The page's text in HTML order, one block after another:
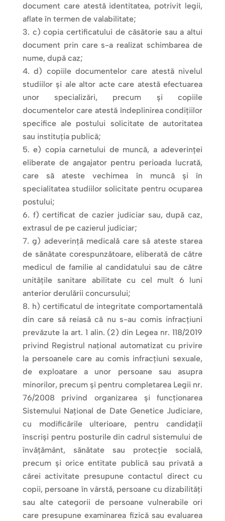
document care atestă identitatea, potrivit legii,
aflate în termen de valabilitate;
c) copia certificatului de căsătorie sau a altui
document prin care s-a realizat schimbarea de
nume, după caz;
d) copiile documentelor care atestă nivelul
studiilor şi ale altor acte care atestă efectuarea
unor specializări, precum şi copiile
documentelor care atestă îndeplinirea condiţiilor
specifice ale postului solicitate de autoritatea
sau instituţia publică;
e) copia carnetului de muncă, a adeverinţei
eliberate de angajator pentru perioada lucrată,
care să ateste vechimea în muncă şi în
specialitatea studiilor solicitate pentru ocuparea
postului;
f) certificat de cazier judiciar sau, după caz,
extrasul de pe cazierul judiciar;
g) adeverinţă medicală care să ateste starea
de sănătate corespunzătoare, eliberată de către
medicul de familie al candidatului sau de către
unităţile sanitare abilitate cu cel mult 6 luni
anterior derulării concursului;
h) certificatul de integritate comportamentală
din care să reiasă că nu s-au comis infracţiuni
prevăzute la art. 1 alin. (2) din Legea nr. 118/2019
privind Registrul naţional automatizat cu privire
la persoanele care au comis infracţiuni sexuale,
de exploatare a unor persoane sau asupra
minorilor, precum şi pentru completarea Legii nr.
76/2008 privind organizarea şi funcţionarea
Sistemului Naţional de Date Genetice Judiciare,
cu modificările ulterioare, pentru candidaţii
înscrişi pentru posturile din cadrul sistemului de
învăţământ, sănătate sau protecţie socială,
precum şi orice entitate publică sau privată a
cărei activitate presupune contactul direct cu
copii, persoane în vârstă, persoane cu dizabilităţi
sau alte categorii de persoane vulnerabile ori
care presupune examinarea fizică sau evaluarea